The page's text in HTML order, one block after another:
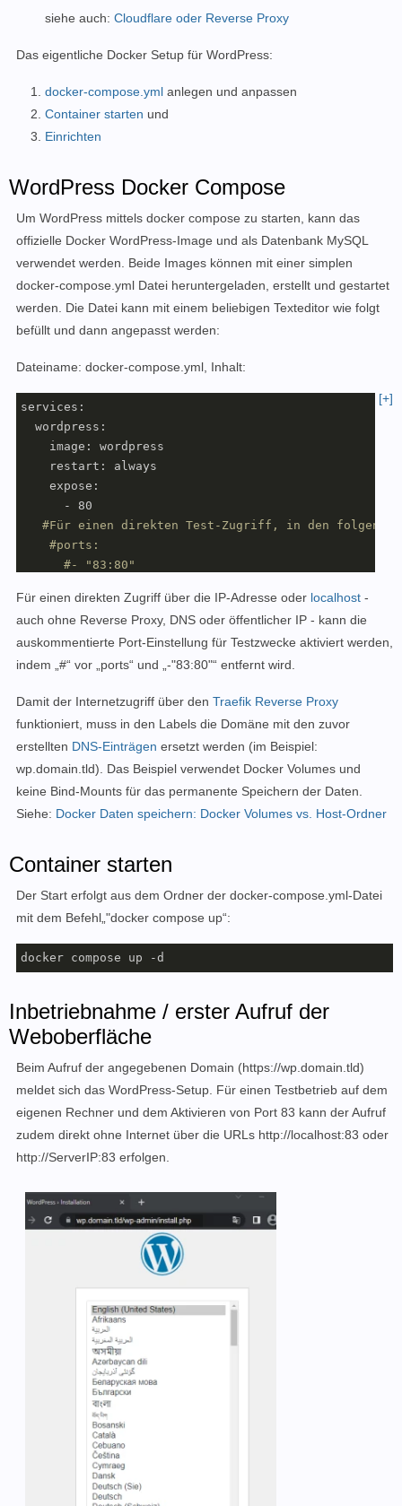
siehe auch: Cloudflare oder Reverse Proxy
Das eigentliche Docker Setup für WordPress:
docker-compose.yml anlegen und anpassen
Container starten und
Einrichten
WordPress Docker Compose
Um WordPress mittels docker compose zu starten, kann das
offizielle Docker WordPress-Image und als Datenbank MySQL
verwendet werden. Beide Images können mit einer simplen
docker-compose.yml Datei heruntergeladen, erstellt und gestartet
werden. Die Datei kann mit einem beliebigen Texteditor wie folgt
befüllt und dann angepasst werden:
Dateiname: docker-compose.yml, Inhalt:
[+]
services:
  wordpress:
    image: wordpress
    restart: always
    expose:
      - 80
#Für einen direkten Test-Zugriff, in den
#ports:
#- "83:80"
      WORDPRESS_DB_HOST: wordpress_db
      WORDPRESS_DB_USER: exampleuser
      WORDPRESS_DB_PASSWORD: examplepass
      WORDPRESS_DB_NAME: exampledb
#Labels für ReverseProxy, siehe: https://
    labels:
      -
"traefik.enable=true"
      -
      -
      - wordpress:/var/www/html
    image: mysql:5.7
      MYSQL_DATABASE: exampledb
      MYSQL_USER: exampleuser
      MYSQL_RANDOM_ROOT_PASSWORD:
    volumes:
      - wordpress-db:/var/lib/mysql
volumes:
  wordpress-db:
#Ohne dem Einsatz eines Reverse Proxy (https://
#und die folgenden Zeilen können entfernt oder
    name: webproxy
    external:
true
Für einen direkten Zugriff über die IP-Adresse oder localhost -
auch ohne Reverse Proxy, DNS oder öffentlicher IP - kann die
auskommentierte Port-Einstellung für Testzwecke aktiviert werden,
indem
„#“ vor „ports“ und „-"83:80"“ entfernt wird.
Damit der Internetzugriff über den Traefik Reverse Proxy
funktioniert muss in den Labels die Domäne mit den zuvor
erstellten DNS-Einträgen ersetzt werden (im Beispiel:
wp.domain.tld). Das Beispiel verwendet Docker Volumes und
keine Bind-Mounts für das permanente Speichern der Daten.
Siehe: Docker Daten speichern: Docker Volumes vs. Host-Ordner
Container starten
Der Start erfolgt aus dem Ordner der docker-compose.yml-Datei
mit dem Befehl„"docker compose up“:
docker compose up -d
Inbetriebnahme / erster Aufruf der
Weboberfläche
Beim Aufruf der angegebenen Domain (https://wp.domain.tld)
meldet sich das WordPress-Setup. Für einen Testbetrieb auf dem
eigenen Rechner und dem Aktivieren von Port 83 kann der Aufruf
zudem direkt ohne Internet über die URLs http://localhost:83 oder
http://ServerIP:83 erfolgen.